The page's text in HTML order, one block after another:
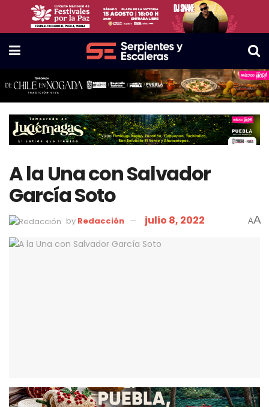
A la Una con Salvador
García Soto
by Redacción julio 8, 2022 AA